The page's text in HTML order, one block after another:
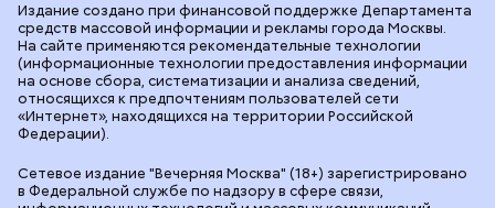
Сетевое издание "Вечерняя Москва" (18+) зарегистрировано
в Федеральной службе по надзору в сфере связи,
Издание создано при финансовой поддержке Департамента
средств массовой информации и рекламы города Москвы.
На сайте применяются рекомендательные технологии
(информационные технологии предоставления информации
на основе сбора, систематизации и анализа сведений,
относящихся к предпочтениям пользователей сети
«Интернет», находящихся на территории Российской
Федерации).